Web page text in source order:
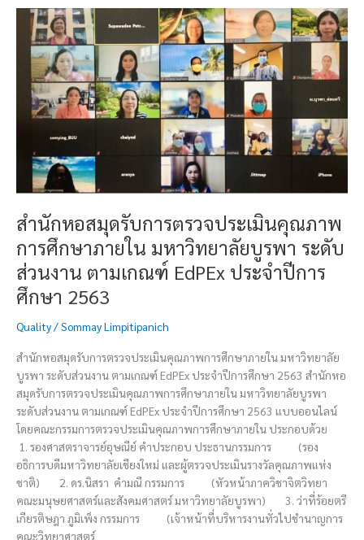
สำนักหอสมุดรับการตรวจประเมินคุณภาพ
การศึกษาภายใน มหาวิทยาลัยบูรพา ระดับ
ส่วนงาน ตามเกณฑ์ EdPEx ประจำปีการ
ศึกษา 2563
Quality/Sommay Limpitipanich
สำนักหอสมุดรับการตรวจประเมินคุณภาพการศึกษาภายใน มหาวิทยาลัย
บูรพา ระดับส่วนงาน ตามเกณฑ์ EdPEx ประจำปีการศึกษา 2563 สำนักหอ
สมุดรับการตรวจประเมินคุณภาพการศึกษาภายใน มหาวิทยาลัยบูรพา
ระดับส่วนงาน ตามเกณฑ์ EdPEx ประจำปีการศึกษา 2563 แบบออนไลน์
โดยคณะกรรมการตรวจประเมินคุณภาพการศึกษาภายใน ประกอบด้วย
1. รองศาสตราจารย์อุษณีย์ คำประกอบ ประธานกรรมการ (รอง
อธิการบดีมหาวิทยาลัยเชียงใหม่ และผู้ตรวจประเมินรางวัลคุณภาพแห่ง
ชาติ) 2. ดร.นิสรา คำมณี กรรมการ (หัวหน้าภาควิชาจิตวิทยา
คณะมนุษยศาสตร์และสังคมศาสตร์ มหาวิทยาลัยบูรพา) 3. ว่าที่ร้อยตรี
เกียรติษฎา ภูมิเพ็ง กรรมการ (เจ้าหน้าที่บริหารงานทั่วไปชำนาญการ
คณะวิทยาศาสตร์
สำนัก
สมุด
การ
ตรวจ
คุณภาพ
การ
ศึกษา
ภายใน
มหาวิทยาลัย
บูรพา
ระดับ
ส่วน
งาน
ตาม
เกณฑ์
ประจำ
ปี
การ
ศึกษา
2563